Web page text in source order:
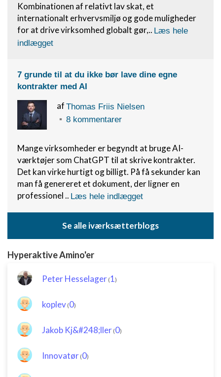
Kombinationen af relativt lav skat, et
internationalt erhvervsmiljø og gode muligheder
for at drive virksomhed globalt gør,.. Læs hele
indlægget
7 grunde til at du ikke bør lave dine egne
kontrakter med AI
af Thomas Friis Nielsen
8 kommentarer
Mange virksomheder er begyndt at bruge AI-
værktøjer som ChatGPT til at skrive kontrakter.
Det kan virke hurtigt og billigt. På få sekunder kan
man få genereret et dokument, der ligner en
professionel .. Læs hele indlægget
Se alle iværksætterblogs
Hyperaktive Amino'er
Peter Hesselager (1)
koplev (0)
Jakob Kj&#248;ller (0)
Innovatør (0)